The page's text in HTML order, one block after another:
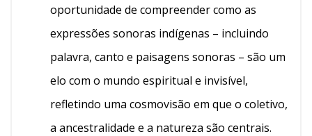
oportunidade de compreender como as
expressões sonoras indígenas – incluindo
palavra, canto e paisagens sonoras – são um
elo com o mundo espiritual e invisível,
refletindo uma cosmovisão em que o coletivo,
a ancestralidade e a natureza são centrais.